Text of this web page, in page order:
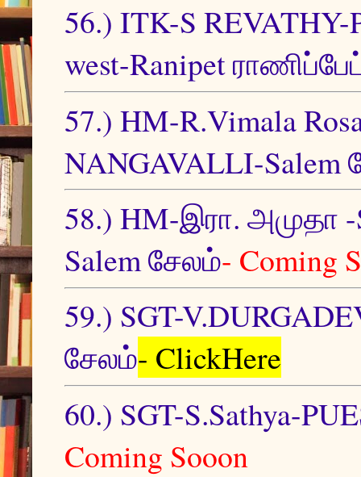
56.) ITK-S REVATHY-
west-Ranipet
57.) HM-R.Vimala
NANGAVALLI-Salem
58.) HM-இரா. அமுதா
Salem சேலம்- Coming
59.) SGT-
சேலம்- ClickHere
60.) SGT-S.Sathya-
Coming Sooon